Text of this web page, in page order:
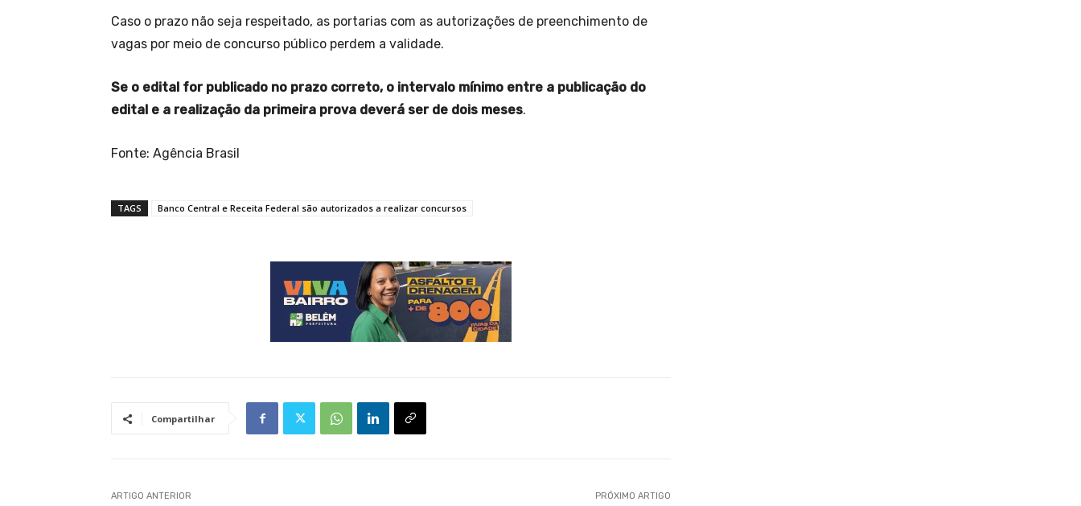
Caso o prazo não seja respeitado, as portarias com as autorizações de preenchimento de
vagas por meio de concurso público perdem a validade.
Se o edital for publicado no prazo correto, o intervalo mínimo entre a publicação do
edital e a realização da primeira prova deverá ser de dois meses.
Fonte: Agência Brasil
TAGS Banco Central e Receita Federal são autorizados a realizar concursos
Compartilhar
ARTIGO ANTERIOR PRÓXIMO ARTIGO